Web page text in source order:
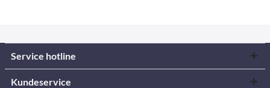
Service hotline
Kundeservice